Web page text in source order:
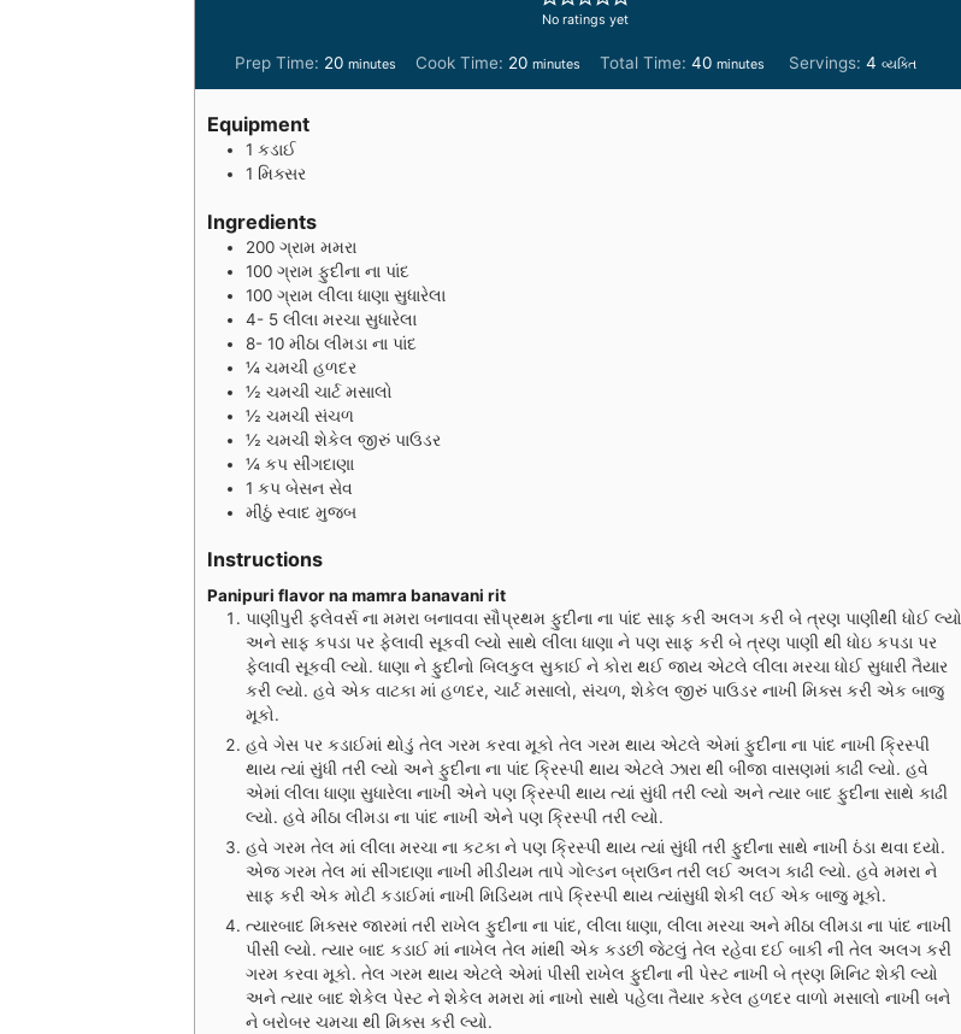
No ratings yet
Prep Time: 20m
i
minutes Cook Time: 20m
i
minutes Total Time: 40m
i
minutes Servings:4 વ્યક્તિ
Equipment
1 કડાઈ
1 મિક્સર
Ingredients
200 ગ્રામ મમરા
100 ગ્રામ ફુદીના ના પાંદ
100 ગ્રામ લીલા ધાણા સુધારેલા
4- 5 લીલા મરચા સુધારેલા
8- 10 મીઠા લીમડા ના પાંદ
¼ ચમચી હળદર
½ ચમચી ચાર્ટ મસાલો
½ ચમચી સંચળ
½ ચમચી શેકેલ જીરું પાઉડર
¼ કપ સીંગદાણા
1 કપ બેસન સેવ
મીઠું સ્વાદ મુજબ
Instructions
Panipuri flavor na mamra banavani rit
પાણીપુરી ફ્લેવર્સ ના મમરા બનાવવા સૌપ્રથમ ફુદીના ના પાંદ સાફ કરી અલગ કરી બે ત્રણ પાણીથી ધોઈ લ્યો
અને સાફ કપડા પર ફેલાવી સૂકવી લ્યો સાથે લીલા ધાણા ને પણ સાફ કરી બે ત્રણ પાણી થી ધોઇ કપડા પર
ફેલાવી સૂકવી લ્યો. ધાણા ને ફુદીનો બિલકુલ સુકાઈ ને કોરા થઈ જાય એટલે લીલા મરચા ધોઈ સુધારી તૈયાર
કરી લ્યો. હવે એક વાટકા માં હળદર, ચાર્ટ મસાલો, સંચળ, શેકેલ જીરું પાઉડર નાખી મિક્સ કરી એક બાજુ
મૂકો.
હવે ગેસ પર કડાઈમાં થોડું તેલ ગરમ કરવા મૂકો તેલ ગરમ થાય એટલે એમાં ફુદીના ના પાંદ નાખી ક્રિસ્પી
થાય ત્યાં સુંધી તરી લ્યો અને ફુદીના ના પાંદ ક્રિસ્પી થાય એટલે ઝારા થી બીજા વાસણમાં કાઢી લ્યો. હવે
એમાં લીલા ધાણા સુધારેલા નાખી એને પણ ક્રિસ્પી થાય ત્યાં સુંધી તરી લ્યો અને ત્યાર બાદ ફુદીના સાથે કાઢી
લ્યો. હવે મીઠા લીમડા ના પાંદ નાખી એને પણ ક્રિસ્પી તરી લ્યો.
હવે ગરમ તેલ માં લીલા મરચા ના કટકા ને પણ ક્રિસ્પી થાય ત્યાં સુંધી તરી ફુદીના સાથે નાખી ઠંડા થવા દયો.
એજ ગરમ તેલ માં સીંગદાણા નાખી મીડીયમ તાપે ગોલ્ડન બ્રાઉન તરી લઈ અલગ કાઢી લ્યો. હવે મમરા ને
સાફ કરી એક મોટી કડાઈમાં નાખી મિડિયમ તાપે ક્રિસ્પી થાય ત્યાંસુધી શેકી લઈ એક બાજુ મૂકો.
ત્યારબાદ મિક્સર જારમાં તરી રાખેલ ફુદીના ના પાંદ, લીલા ધાણા, લીલા મરચા અને મીઠા લીમડા ના પાંદ નાખી
પીસી લ્યો. ત્યાર બાદ કડાઈ માં નાખેલ તેલ માંથી એક કડછી જેટલું તેલ રહેવા દઈ બાકી ની તેલ અલગ કરી
ગરમ કરવા મૂકો. તેલ ગરમ થાય એટલે એમાં પીસી રાખેલ ફુદીના ની પેસ્ટ નાખી બે ત્રણ મિનિટ શેકી લ્યો
અને ત્યાર બાદ શેકેલ પેસ્ટ ને શેકેલ મમરા માં નાખો સાથે પહેલા તૈયાર કરેલ હળદર વાળો મસાલો નાખી બને
ને બરોબર ચમચા થી મિક્સ કરી લ્યો.